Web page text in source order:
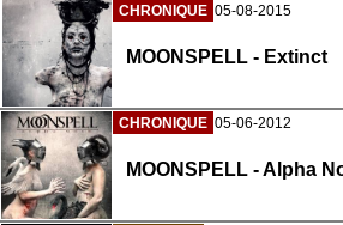
CHRONIQUE 05-08-2015
MOONSPELL - Extinct
CHRONIQUE 05-06-2012
MOONSPELL - Alpha